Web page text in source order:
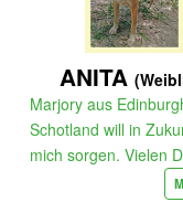
ANITA
Marjory aus
Schotland will in
mich sorgen. Vielen